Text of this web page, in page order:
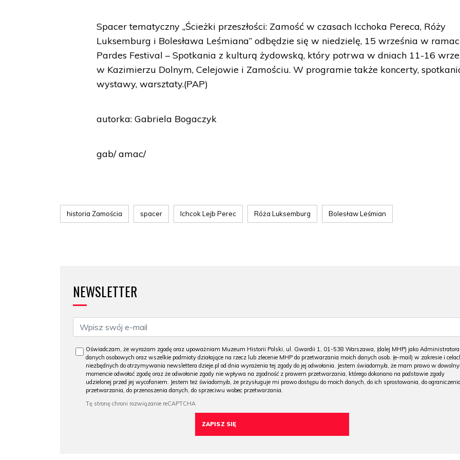
Spacer tematyczny „Ścieżki przeszłości: Zamość w czasach Icchoka Pereca, Róży
Luksemburg i Bolesława Leśmiana” odbędzie się w niedzielę, 15 września w
Pardes Festival – Spotkania z kulturą żydowską, który potrwa w dniach 11-16
w Kazimierzu Dolnym, Celejowie i Zamościu. W programie także koncerty,
wystawy, warsztaty.(PAP)
autorka: Gabriela Bogaczyk
gab/ amac/
historia Zamościa spacer Ichcok Lejb Perec Róża Luksemburg Bolesław Leśmian
NEWSLETTER
Oświadczam, że wyrażam zgodę oraz upoważniam Muzeum Historii Polski, ul. Gwardii 1, 01-538 Warszawa, (dalej MHP) jako Administratora
danych osobowych oraz wszelkie podmioty działające na rzecz lub zlecenie MHP do przetwarzania moich danych osob. (e-mail) w zakresie i
niezbędnych do otrzymywania newslettera dzieje.pl od dnia wyrażenia tej zgody do jej odwołania. Jestem świadomy/a, że mam prawo w
momencie odwołać zgodę oraz że odwołanie zgody nie wpływa na zgodność z prawem przetwarzania, którego dokonano na podstawie zgody
udzielonej przed jej wycofaniem. Jestem też świadomy/a, że przysługuje mi prawo dostępu do moich danych, do ich sprostowania, do ograniczenia
przetwarzania, do przenoszenia danych, do sprzeciwu wobec przetwarzania.